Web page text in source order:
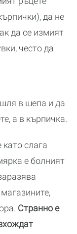
да не
да се измият
често да
в шепа и да
а в кърпичка.
слага
е болният
Странно е